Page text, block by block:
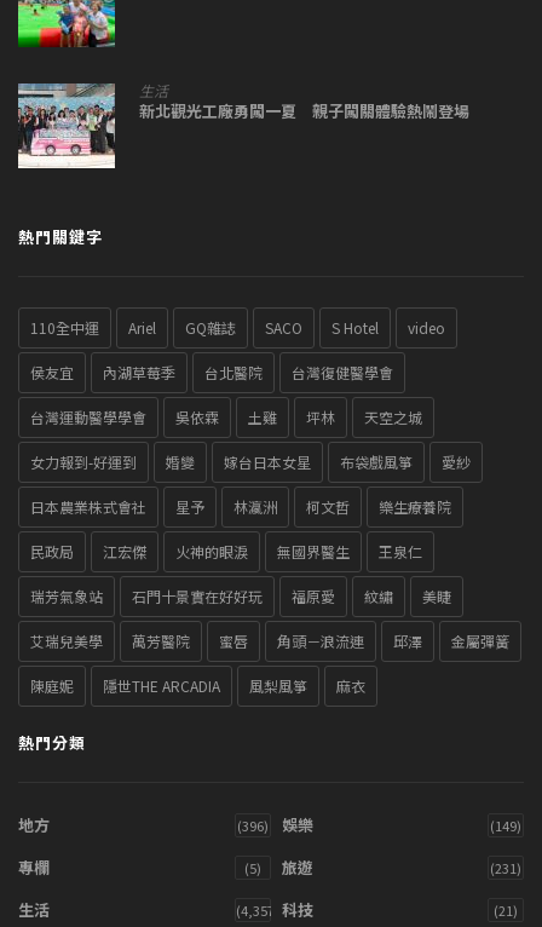
生活
新北觀光工廠勇闖一夏 親子闖關體驗熱鬧登場
熱門關鍵字
110全中運 Ariel GQ雜誌 SACO S Hotel video
侯友宜 內湖草莓季 台北醫院 台灣復健醫學會
台灣運動醫學學會 吳依霖 土雞 坪林 天空之城
女力報到-好運到 婚變 嫁台日本女星 布袋戲風箏 愛紗
日本農業株式會社 星予 林瀛洲 柯文哲 樂生療養院
民政局 江宏傑 火神的眼淚 無國界醫生 王泉仁
瑞芳氣象站 石門十景實在好好玩 福原愛 紋繡 美睫
艾瑞兒美學 萬芳醫院 蜜唇 角頭－浪流連 邱澤 金屬彈簧
陳庭妮 隱世THE ARCADIA 風梨風箏 麻衣
熱門分類
地方 (396) 娛樂 (149)
專欄 (5) 旅遊 (231)
生活 (4,357) 科技 (21)